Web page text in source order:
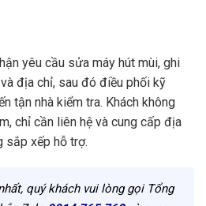
yêu cầu sửa máy hút mùi, ghi
địa chỉ, sau đó điều phối kỹ
tận nhà kiểm tra. Khách không
chỉ cần liên hệ và cung cấp địa
sắp xếp hỗ trợ.
quý khách vui lòng gọi Tổng